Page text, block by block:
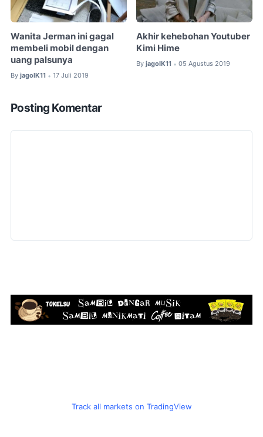
Wanita Jerman ini gagal
membeli mobil dengan
uang palsunya
By jagoIK11 • 17 Juli 2019
Akhir kehebohan Youtuber
Kimi Hime
By jagoIK11 • 05 Agustus 2019
Posting Komentar
Track all markets on TradingView